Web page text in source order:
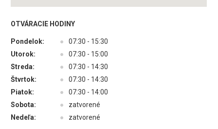
OTVÁRACIE HODINY
Pondelok: ●
07:30 - 15:30
Utorok:
●
07:30 - 15:00
Streda:
●
07:30 - 14:30
Štvrtok:
●
07:30 - 14:30
Piatok:
●
07:30 - 14:00
Sobota:
●
zatvorené
Nedeľa:
● zatvorené